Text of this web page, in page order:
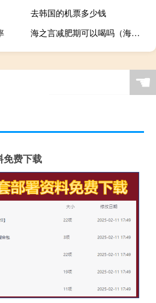
去韩国的机票多少钱
海之言减肥期可以喝吗（海之言）
☚
免费下载